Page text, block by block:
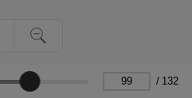
/ 132